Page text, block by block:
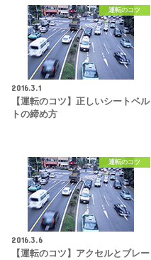
運転のコツ
2016.3.1
【運転のコツ】正しいシートベル
トの締め方
運転のコツ
2016.3.6
【運転のコツ】アクセルとブレー